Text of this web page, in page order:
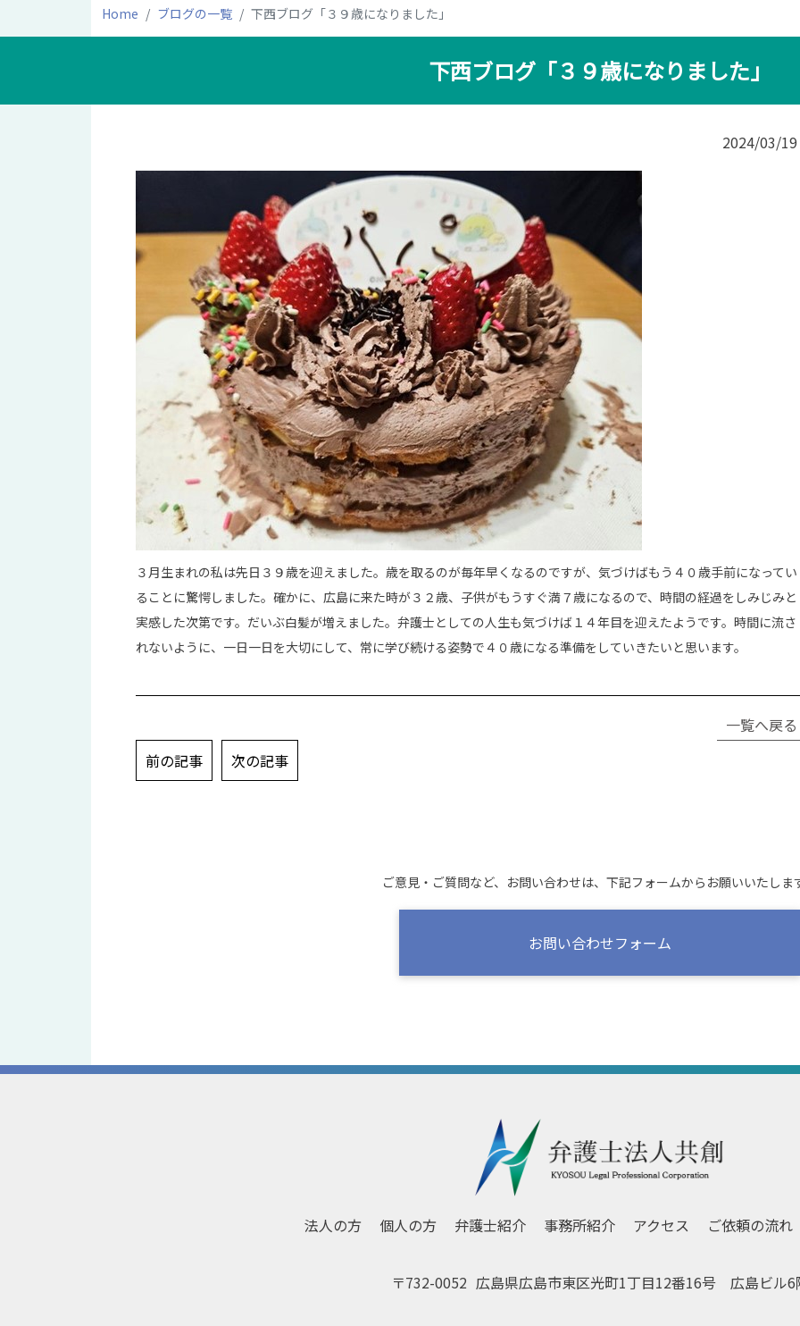
Home ブログの一覧 下西ブログ「３９歳になりました」
下西ブログ「３９歳になりました」
2024/03/19
３月生まれの私は先日３９歳を迎えました。歳を取るのが毎年早くなるのですが、気づけばもう４０歳手前になってい
ることに驚愕しました。確かに、広島に来た時が３２歳、子供がもうすぐ満７歳になるので、時間の経過をしみじみと
実感した次第です。だいぶ白髪が増えました。弁護士としての人生も気づけば１４年目を迎えたようです。時間に流さ
れないように、一日一日を大切にして、常に学び続ける姿勢で４０歳になる準備をしていきたいと思います。
投
稿
前の記事 次の記事
一覧へ戻る
ご意見・ご質問など、お問い合わせは、 下記フォームからお願いいたしま
お問い合わせフォーム
法人の方 個人の方 弁護士紹介 事務所紹介 アクセス ご依頼の流れ
〒732-0052 広島県広島市東区光町1丁目12番16号 広島ビル6